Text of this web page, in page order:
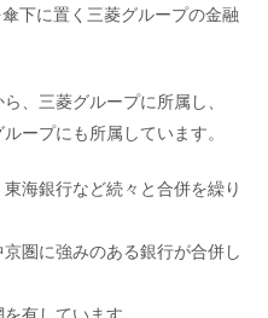
下に置く三菱グループの金融
、三菱グループに所属し、
ープにも所属しています。
海銀行など続々と合併を繰り
圏に強みのある銀行が合併し